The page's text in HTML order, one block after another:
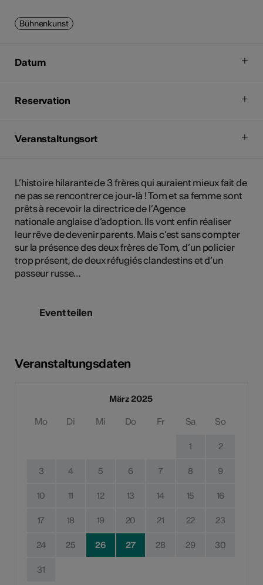
Bühnenkunst
Datum
Reservation
Veranstaltungsort
L’histoire hilarante de 3 frères qui auraient mieux fait de
ne pas se rencontrer ce jour-là ! Tom et sa femme sont
prêts à recevoir la directrice de l’Agence
nationale anglaise d’adoption. Ils vont enfin réaliser
leur rêve de devenir parents. Mais c’est sans compter
sur la présence des deux frères de Tom, d’un policier
trop présent, de deux réfugiés clandestins et d’un
passeur russe…
Event teilen
Veranstaltungsdaten
März 2025
Mo Di Mi Do Fr Sa So
1 2
3 4 5 6 7 8 9
10 11 12 13 14 15 16
17 18 19 20 21 22 23
24 25 26 27 28 29 30
31